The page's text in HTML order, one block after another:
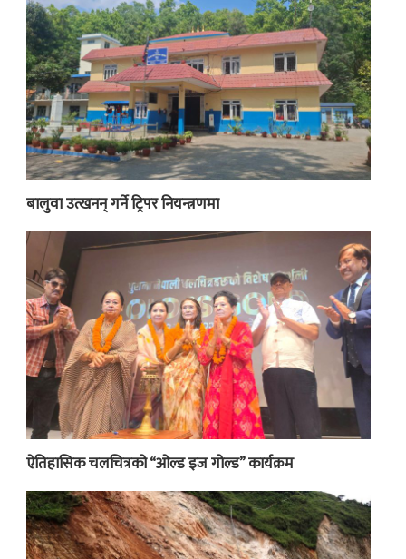
बालुवा उत्खनन् गर्ने ट्रिपर नियन्त्रणमा
ऐतिहासिक चलचित्रको “ओल्ड इज गोल्ड” कार्यक्रम